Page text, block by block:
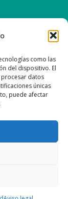
como las
del dispositivo. El
datos
únicas
puede afectar